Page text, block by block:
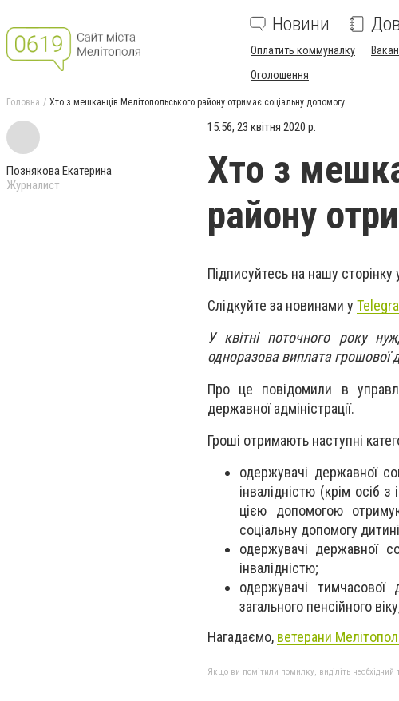
Новини
Оплатить коммуналку
Оголошення
Головна Хто з мешканців Мелітопольського району отримає соціальну допомогу
Познякова Екатерина
Журналист
15:56, 23 квітня 2020 р.
Хто з
району
Підписуйтесь на нашу сторінку
Слідкуйте за новинами у
У квітні поточного року
одноразова виплата
Про це повідомили в
державної адміністрації.
Гроші отримають наступні
одержувачі державної
інвалідністю (крім осіб
цією допомогою
соціальну допомогу
одержувачі державної
інвалідністю;
одержувачі
загального пенсійного
Нагадаємо, ветерани
Якщо ви помітили помилку, виділіть необхідний